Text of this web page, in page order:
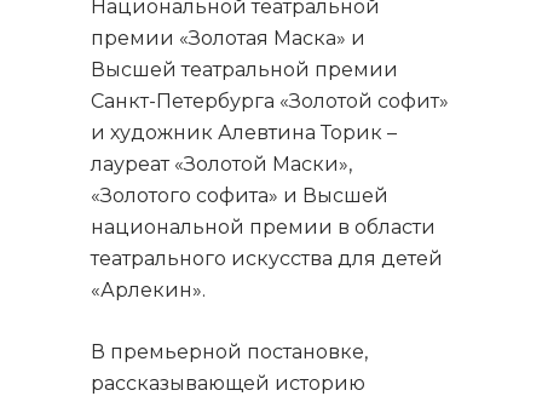
Национальной театральной
премии «Золотая Маска» и
Высшей театральной премии
Санкт-Петербурга «Золотой софит»
и художник Алевтина Торик –
лауреат «Золотой Маски»,
«Золотого софита» и Высшей
национальной премии в области
театрального искусства для детей
«Арлекин».
В премьерной постановке,
рассказывающей историю